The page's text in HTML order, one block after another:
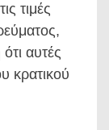
τιμές
αυτές
κρατικού